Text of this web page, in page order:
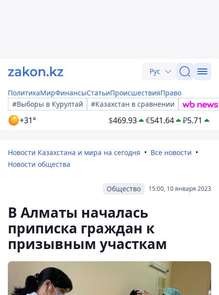
Рус
ПолитикаМирФинансыСтатьиПроисшествияПраво
#Выборы в Курултай
#Казахстан в сравнении
+31° $469.93 €541.64 ₽5.71
Новости Казахстана и мира на сегодня
Все новости
Новости общества
15:00, 10 января 2023
Общество
В Алматы началась
приписка граждан к
призывным участкам